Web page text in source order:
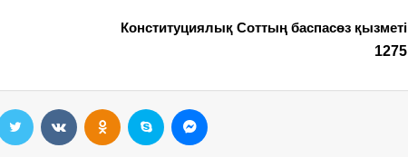
Конституциялық Соттың баспасөз қызметі
1275